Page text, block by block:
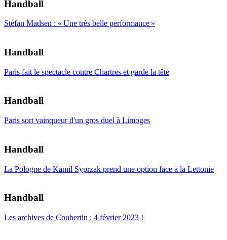
Handball
Stefan Madsen : « Une très belle performance »
Handball
Paris fait le spectacle contre Chartres et garde la tête
Handball
Paris sort vainqueur d'un gros duel à Limoges
Handball
La Pologne de Kamil Syprzak prend une option face à la Lettonie
Handball
Les archives de Coubertin : 4 février 2023 !